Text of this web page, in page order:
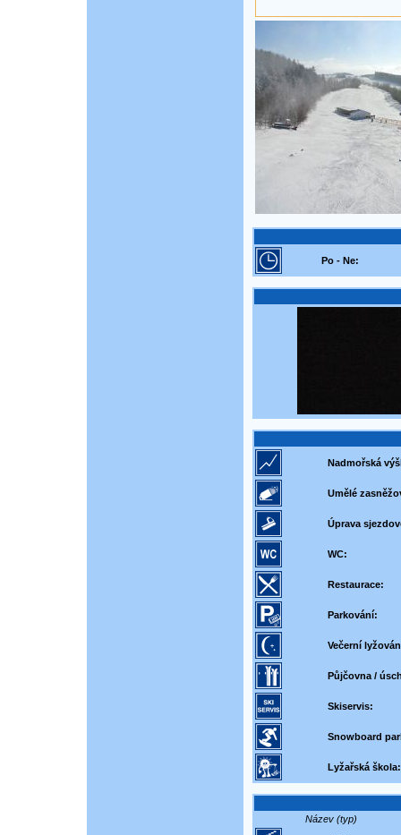
Po - Ne:
Nadmořská
Umělé
Úprava
WC:
Restaurace:
Parkování:
Večerní
Půjčovna /
Skiservis:
Snowboard
Lyžařská škola:
Název (typ)